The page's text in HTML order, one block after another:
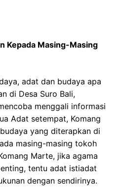
Kepada Masing-Masing
adat dan budaya apa
di Desa Suro Bali,
menggali informasi
Adat setempat, Komang
yang diterapkan di
masing-masing tokoh
Marte, jika agama
tentu adat istiadat
dengan sendirinya.